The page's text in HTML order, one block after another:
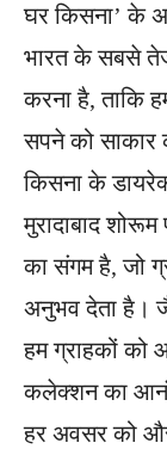
घर किसना’ के
भारत के सबसे
करना है, ताकि
सपने को
किसना के
मुरादाबाद
का संगम है, जो
अनुभव देता है।
हम ग्राहकों को
कलेक्शन का
हर अवसर को